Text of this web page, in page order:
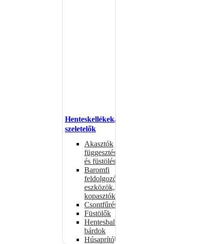
Henteskellékek,
szeletelők
Akasztók
függesztéshez
és füstöléshez
Baromfi
feldolgozó
eszközök,
kopasztók
Csontfűrészek
Füstölők
Hentesbalták,
bárdok
Húsaprítók